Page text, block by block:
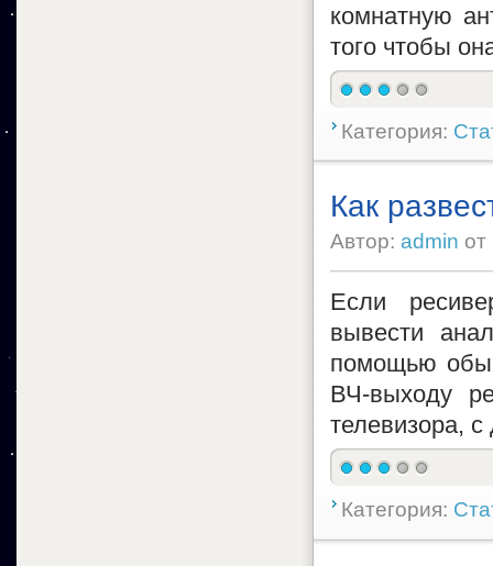
комнатную
того чтобы
Категория:
Как
Автор: admin от
Если
вывести
помощью
ВЧ-выходу
телевизора, с
Категория: